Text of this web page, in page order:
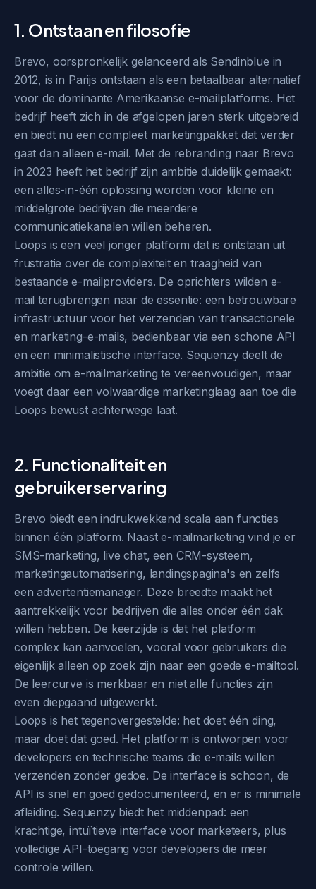
1. Ontstaan en filosofie
Brevo, oorspronkelijk gelanceerd als Sendinblue in
2012, is in Parijs ontstaan als een betaalbaar alternatief
voor de dominante Amerikaanse e-mailplatforms. Het
bedrijf heeft zich in de afgelopen jaren sterk uitgebreid
en biedt nu een compleet marketingpakket dat verder
gaat dan alleen e-mail. Met de rebranding naar Brevo
in 2023 heeft het bedrijf zijn ambitie duidelijk gemaakt:
een alles-in-één oplossing worden voor kleine en
middelgrote bedrijven die meerdere
communicatiekanalen willen beheren.
Loops is een veel jonger platform dat is ontstaan uit
frustratie over de complexiteit en traagheid van
bestaande e-mailproviders. De oprichters wilden e-
mail terugbrengen naar de essentie: een betrouwbare
infrastructuur voor het verzenden van transactionele
en marketing-e-mails, bedienbaar via een schone API
en een minimalistische interface. Sequenzy deelt de
ambitie om e-mailmarketing te vereenvoudigen, maar
voegt daar een volwaardige marketinglaag aan toe die
Loops bewust achterwege laat.
2. Functionaliteit en
gebruikerservaring
Brevo biedt een indrukwekkend scala aan functies
binnen één platform. Naast e-mailmarketing vind je er
SMS-marketing, live chat, een CRM-systeem,
marketingautomatisering, landingspagina's en zelfs
een advertentiemanager. Deze breedte maakt het
aantrekkelijk voor bedrijven die alles onder één dak
willen hebben. De keerzijde is dat het platform
complex kan aanvoelen, vooral voor gebruikers die
eigenlijk alleen op zoek zijn naar een goede e-mailtool.
De leercurve is merkbaar en niet alle functies zijn
even diepgaand uitgewerkt.
Loops is het tegenovergestelde: het doet één ding,
maar doet dat goed. Het platform is ontworpen voor
developers en technische teams die e-mails willen
verzenden zonder gedoe. De interface is schoon, de
API is snel en goed gedocumenteerd, en er is minimale
afleiding. Sequenzy biedt het middenpad: een
krachtige, intuïtieve interface voor marketeers, plus
volledige API-toegang voor developers die meer
controle willen.